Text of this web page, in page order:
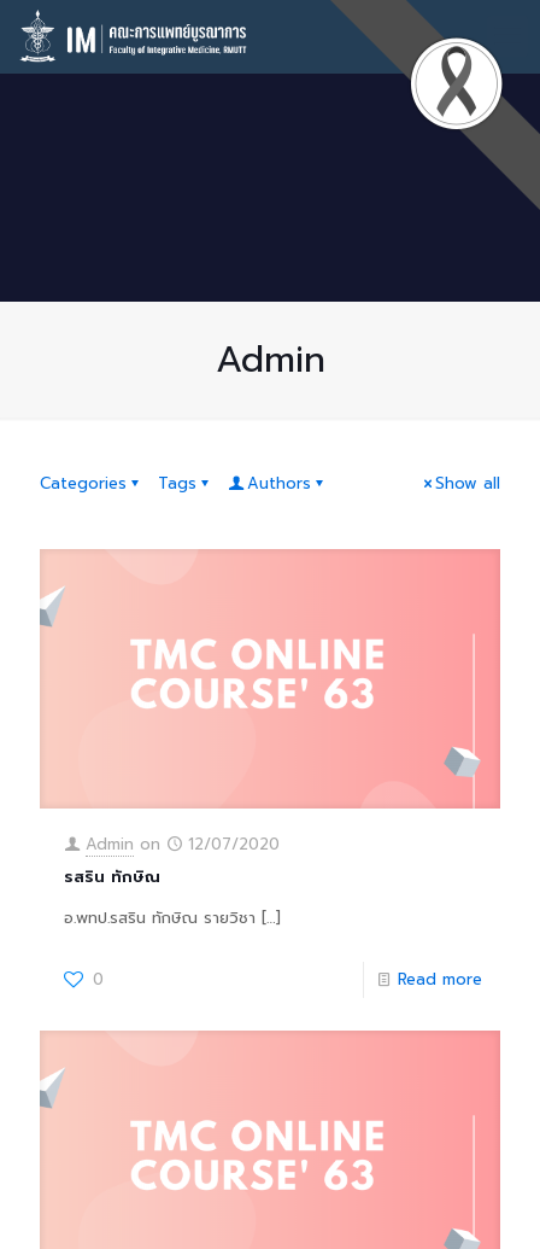
Admin
Categories Tags Authors Show all
Admin on
12/07/2020
รสริน ทักษิณ
อ.พทป.รสริน ทักษิณ รายวิชา […]
0 Read more